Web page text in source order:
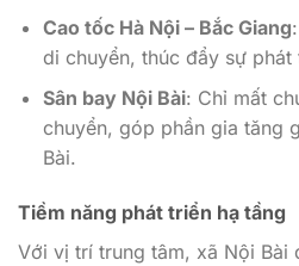
Cao tốc Hà Nội – Bắc Giang
di chuyển, thúc đẩy sự
Sân bay Nội Bài: Chỉ mất
chuyển, góp phần gia tăng
Bài.
Tiềm năng phát triển hạ tầng
Với vị trí trung tâm, xã Nội Bài